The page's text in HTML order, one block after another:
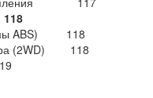
ABS) 118
(2WD) 118